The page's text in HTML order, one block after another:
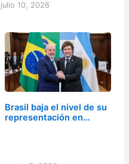
julio 10, 2026
Brasil baja el nivel de su
representación en…